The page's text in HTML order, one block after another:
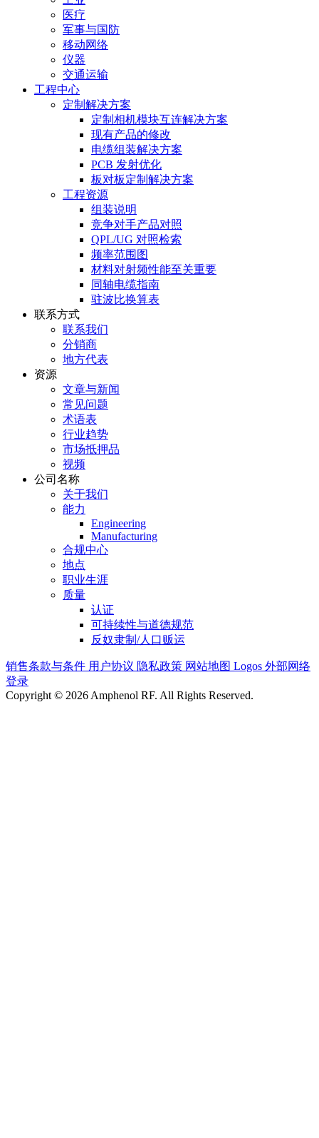
医疗
军事与国防
移动网络
仪器
交通运输
工程中心
定制解决方案
定制相机模块互连解决方案
现有产品的修改
电缆组装解决方案
PCB 发射优化
板对板定制解决方案
工程资源
组装说明
竞争对手产品对照
QPL/UG 对照检索
频率范围图
材料对射频性能至关重要
同轴电缆指南
驻波比换算表
联系方式
联系我们
分销商
地方代表
资源
文章与新闻
常见问题
术语表
行业趋势
市场抵押品
视频
公司名称
关于我们
能力
Engineering
Manufacturing
合规中心
地点
职业生涯
质量
认证
可持续性与道德规范
反奴隶制/人口贩运
销售条款与条件 用户协议 隐私政策 网站地图 Logos 外部网络
登录
Copyright © 2026 Amphenol RF. All Rights Reserved.